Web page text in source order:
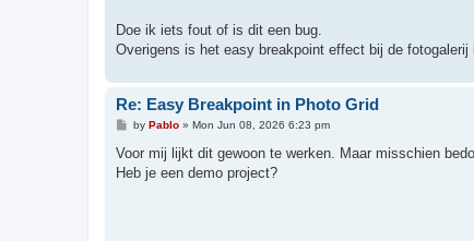
Doe ik iets fout of is dit een bug.
Overigens is het easy breakpoint effect bij de
Re: Easy Breakpoint in Photo Grid
P
s
by Pablo» Mon Jun 08, 2026 6:23 pm
Voor mij lijkt dit gewoon te werken. Maar misschien
Heb je een demo project?